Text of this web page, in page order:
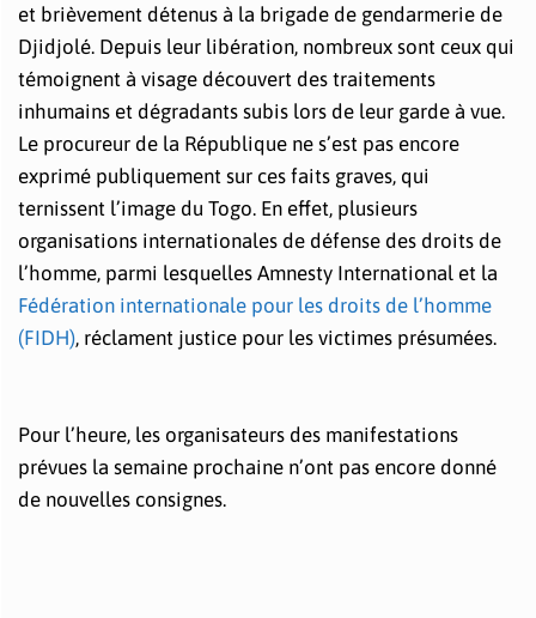
et brièvement détenus à la brigade de gendarmerie de
Djidjolé. Depuis leur libération, nombreux sont ceux qui
témoignent à visage découvert des traitements
inhumains et dégradants subis lors de leur garde à vue.
Le procureur de la République ne s’est pas encore
exprimé publiquement sur ces faits graves, qui
ternissent l’image du Togo. En effet, plusieurs
organisations internationales de défense des droits de
l’homme, parmi lesquelles Amnesty International et la
Fédération internationale pour les droits de l’homme
(FIDH), réclament justice pour les victimes présumées.
Pour l’heure, les organisateurs des manifestations
prévues la semaine prochaine n’ont pas encore donné
de nouvelles consignes.